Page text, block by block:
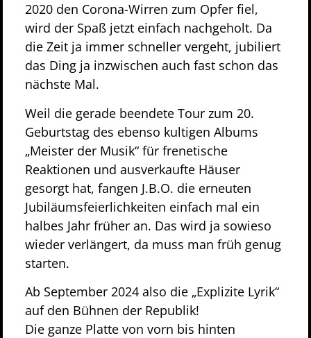
2020 den Corona-Wirren zum Opfer fiel,
wird der Spaß jetzt einfach nachgeholt. Da
die Zeit ja immer schneller vergeht, jubiliert
das Ding ja inzwischen auch fast schon das
nächste Mal.
Weil die gerade beendete Tour zum 20.
Geburtstag des ebenso kultigen Albums
„Meister der Musik“ für frenetische
Reaktionen und ausverkaufte Häuser
gesorgt hat, fangen J.B.O. die erneuten
Jubiläumsfeierlichkeiten einfach mal ein
halbes Jahr früher an. Das wird ja sowieso
wieder verlängert, da muss man früh genug
starten.
Ab September 2024 also die „Explizite Lyrik“
auf den Bühnen der Republik!
Die ganze Platte von vorn bis hinten